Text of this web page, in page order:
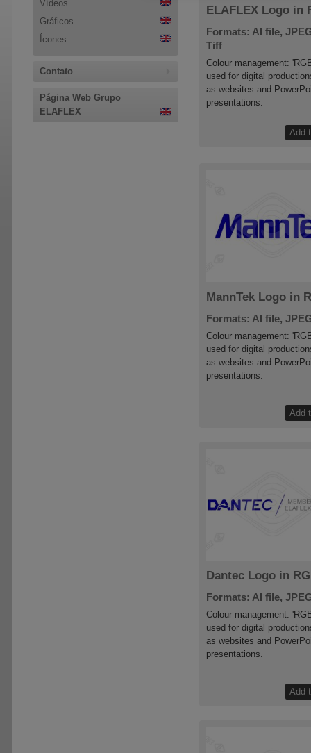
Vídeos
Gráficos
Ícones
Contato
Página Web Grupo
ELAFLEX
ELAFLEX Logo in
Formats: AI file,
Tiff
Colour management:
used for digital
as websites and
presentations.
MannTek Logo in
Formats: AI file,
Colour management:
used for digital
as websites and
presentations.
Dantec Logo in
Formats: AI file,
Colour management:
used for digital
as websites and
presentations.